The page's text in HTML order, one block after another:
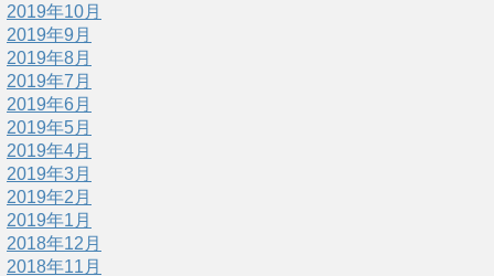
2019年10月
2019年9月
2019年8月
2019年7月
2019年6月
2019年5月
2019年4月
2019年3月
2019年2月
2019年1月
2018年12月
2018年11月